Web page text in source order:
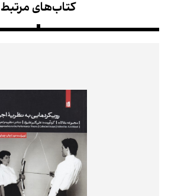
کتاب‌های مرتبط